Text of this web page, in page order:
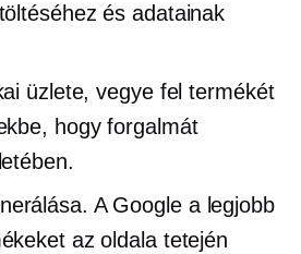
és adatainak
üzlete, vegye fel termékét
hogy forgalmát
A Google a legjobb
az oldala tetején